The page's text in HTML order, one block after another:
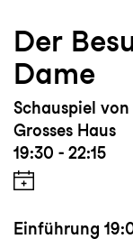
Der
Dame
Schauspiel
Grosses Haus
19:30 - 22:15
Einführung